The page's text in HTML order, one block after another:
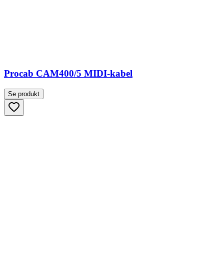
Procab CAM400/5 MIDI-kabel
Se produkt